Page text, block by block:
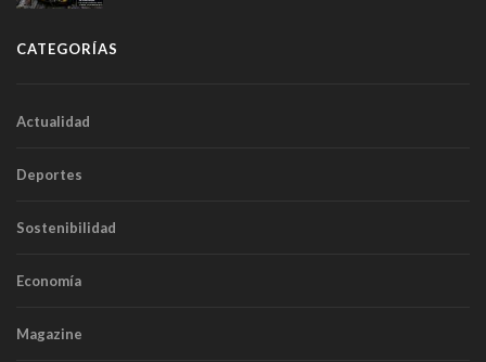
CATEGORÍAS
Actualidad
Deportes
Sostenibilidad
Economía
Magazine